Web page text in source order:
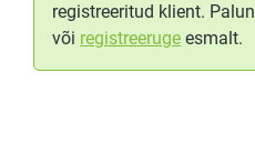
registreeritud klient. Palun
või registreeruge esmalt.